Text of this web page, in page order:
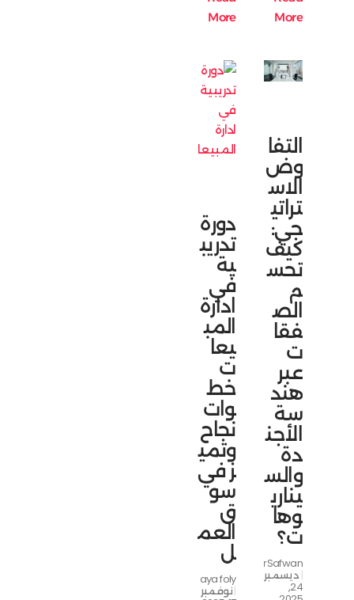
More
More
وض
الاس
تراتي
جي:
كيف
تحس
فقا
هند
سة
الأجن
والس
يناري
وها
NourSafwan
ديسمبر
دورة
تدريب
ادارة
خط
وات
نجاح
وتمي
ز في
العم
aya foly
نوفمبر